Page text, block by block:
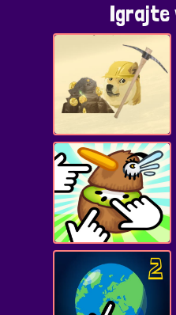
Igrajte